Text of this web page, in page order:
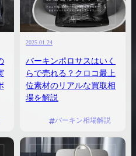
2025.01.24
バーキンポロサスはいく
らで売れる？クロコ最上
位素材のリアルな買取相
場を解説
バーキン相場解説